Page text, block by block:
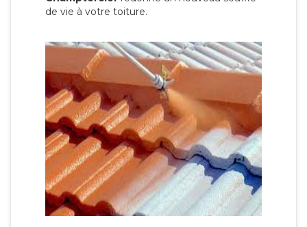
de vie à votre toiture.